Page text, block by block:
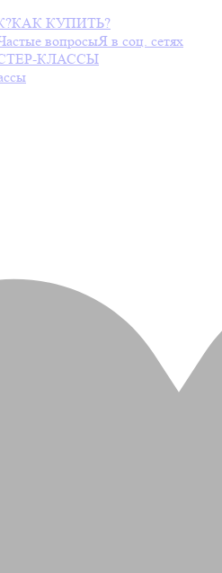
КАК КУПИТЬ?
вопросыЯ в соц. сетях
КЛАССЫ